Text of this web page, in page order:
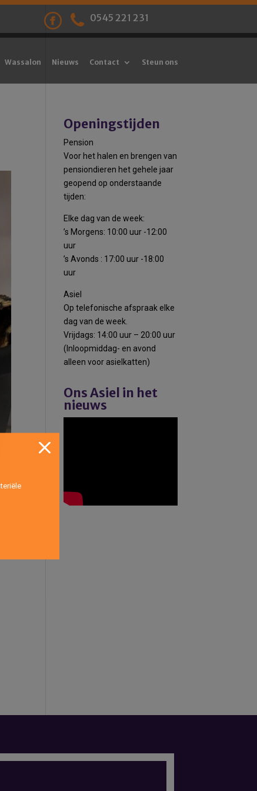
0545 221 231
Wassalon Nieuws Contact Steun ons
Openingstijden
Pension
Voor het halen en brengen van
pensiondieren het gehele jaar
geopend op onderstaande
tijden:
Elke dag van de week:
’s Morgens: 10:00 uur -12:00
uur
’s Avonds : 17:00 uur -18:00
uur
Asiel
Op telefonische afspraak elke
dag van de week.
Vrijdags: 14:00 uur – 20:00 uur
(Inloopmiddag- en avond
alleen voor asielkatten)
Ons Asiel in het
nieuws